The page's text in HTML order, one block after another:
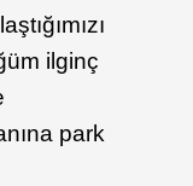
ilginç
park